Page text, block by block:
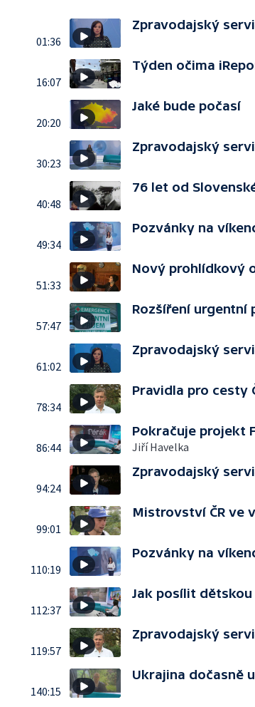
01:36
Zpravodajský
16:07
Týden očima
20:20
Jaké bude počasí
30:23
Zpravodajský
40:48
76 let od
49:34
Pozvánky na
51:33
Nový prohlídkový
57:47
Rozšíření urgentní
61:02
Zpravodajský
78:34
Pravidla pro cesty
86:44
Pokračuje projekt
Jiří Havelka
94:24
Zpravodajský
99:01
Mistrovství ČR ve
110:19
Pozvánky na
112:37
Jak posílit
119:57
Zpravodajský
140:15
Ukrajina dočasně